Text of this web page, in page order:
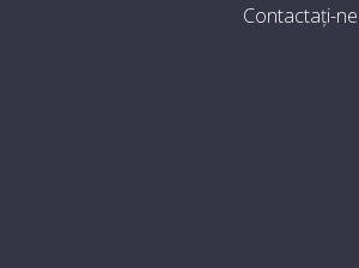
Contactați-ne